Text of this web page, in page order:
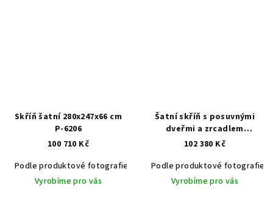
Skříň šatní 280x247x66 cm
P-6206
100 710 Kč
Podle produktové fotografie
Akát vintage BT1551
Dub světlý
Vyrobíme pro vás
Šatní skříň s posuvnými
dveřmi a zrcadlem
280x247x66 cm P-4065
102 380 Kč
Podle produktové fotografie
Vyrobíme pro vás